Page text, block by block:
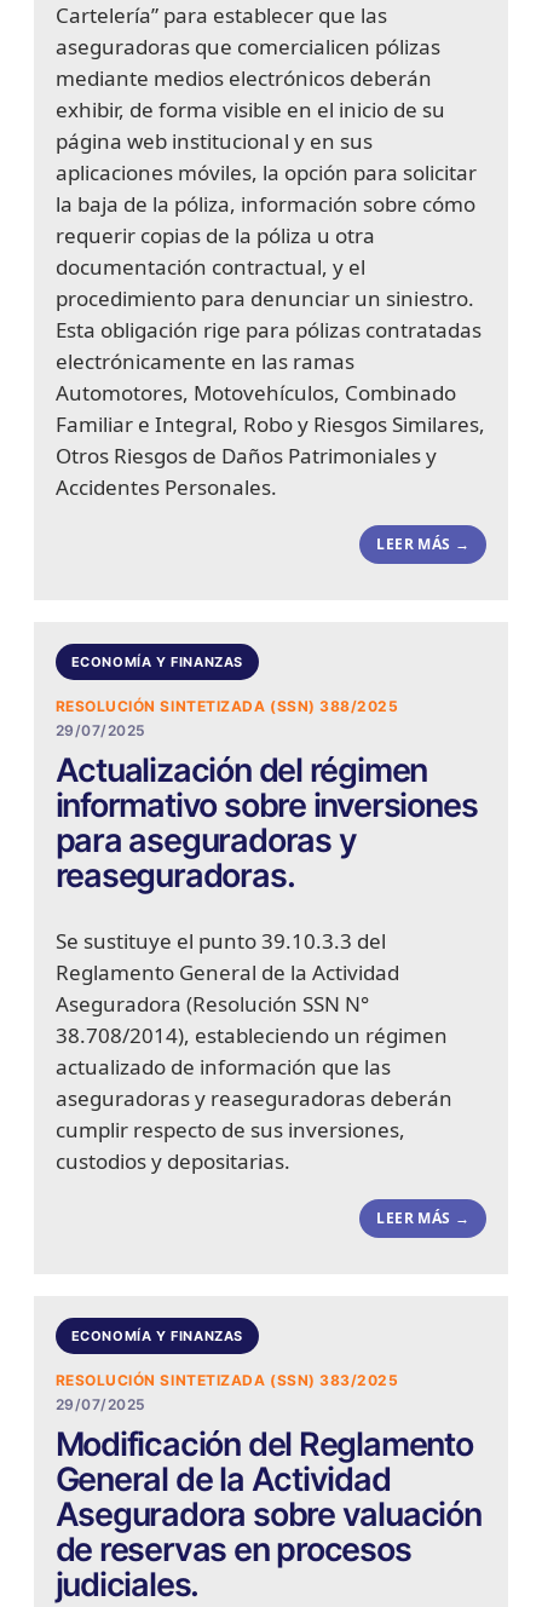
Cartelería” para establecer que las
aseguradoras que comercialicen pólizas
mediante medios electrónicos deberán
exhibir, de forma visible en el inicio de su
página web institucional y en sus
aplicaciones móviles, la opción para solicitar
la baja de la póliza, información sobre cómo
requerir copias de la póliza u otra
documentación contractual, y el
procedimiento para denunciar un siniestro.
Esta obligación rige para pólizas contratadas
electrónicamente en las ramas
Automotores, Motovehículos, Combinado
Familiar e Integral, Robo y Riesgos Similares,
Otros Riesgos de Daños Patrimoniales y
Accidentes Personales.
LEER MÁS →
ECONOMÍA Y FINANZAS
RESOLUCIÓN SINTETIZADA (SSN) 388/2025
29/07/2025
Actualización del régimen
informativo sobre inversiones
para aseguradoras y
reaseguradoras.
Se sustituye el punto 39.10.3.3 del
Reglamento General de la Actividad
Aseguradora (Resolución SSN N°
38.708/2014), estableciendo un régimen
actualizado de información que las
aseguradoras y reaseguradoras deberán
cumplir respecto de sus inversiones,
custodios y depositarias.
LEER MÁS →
ECONOMÍA Y FINANZAS
RESOLUCIÓN SINTETIZADA (SSN) 383/2025
29/07/2025
Modificación del Reglamento
General de la Actividad
Aseguradora sobre valuación
de reservas en procesos
judiciales.